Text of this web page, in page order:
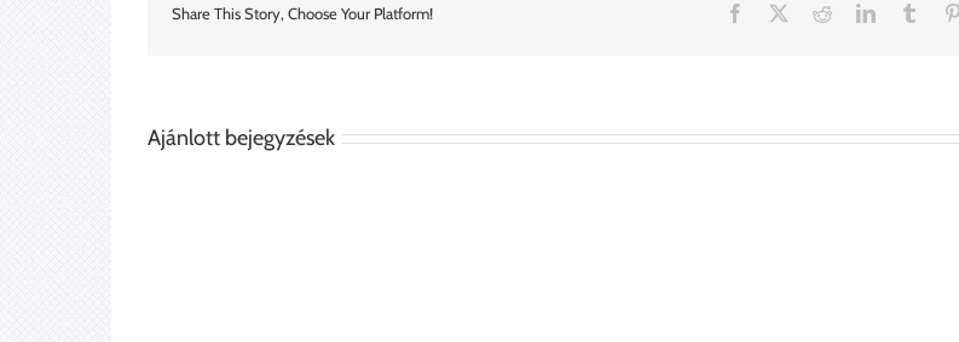
Share This Story, Choose Your Platform! Facebook RedditLinkedIn
Ajánlott bejegyzések